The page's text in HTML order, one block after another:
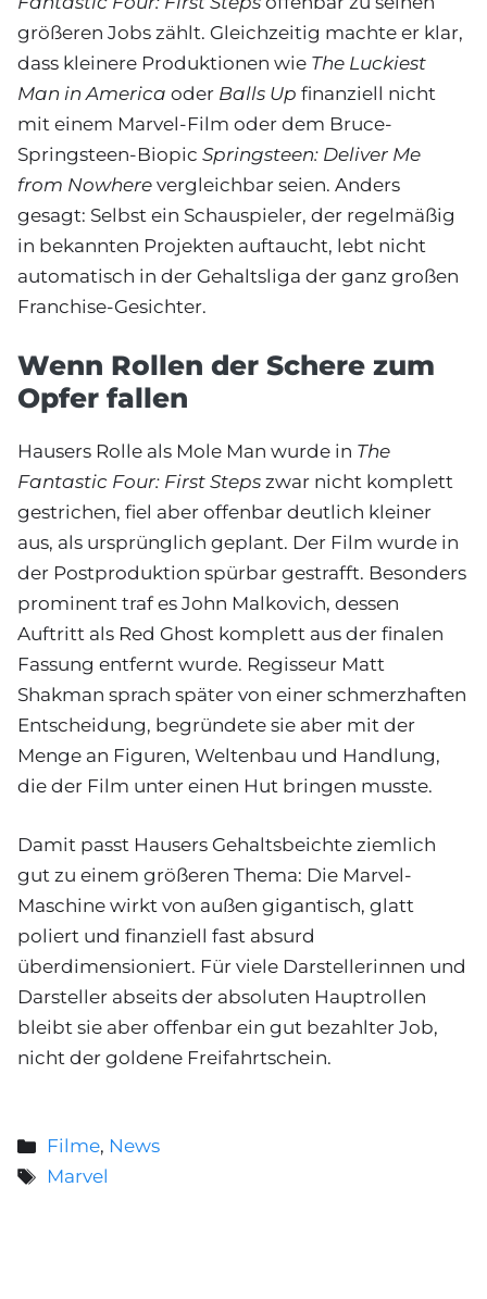
größeren Jobs zählt. Gleichzeitig machte er klar,
dass kleinere Produktionen wie The Luckiest
Man in America oder Balls Up finanziell nicht
mit einem Marvel-Film oder dem Bruce-
Springsteen-Biopic Springsteen: Deliver Me
from Nowhere vergleichbar seien. Anders
gesagt: Selbst ein Schauspieler, der regelmäßig
in bekannten Projekten auftaucht, lebt nicht
automatisch in der Gehaltsliga der ganz großen
Franchise-Gesichter.
Wenn Rollen der Schere zum
Opfer fallen
Hausers Rolle als Mole Man wurde in The
Fantastic Four: First Steps zwar nicht komplett
gestrichen, fiel aber offenbar deutlich kleiner
aus, als ursprünglich geplant. Der Film wurde in
der Postproduktion spürbar gestrafft. Besonders
prominent traf es John Malkovich, dessen
Auftritt als Red Ghost komplett aus der finalen
Fassung entfernt wurde. Regisseur Matt
Shakman sprach später von einer schmerzhaften
Entscheidung, begründete sie aber mit der
Menge an Figuren, Weltenbau und Handlung,
die der Film unter einen Hut bringen musste.
Damit passt Hausers Gehaltsbeichte ziemlich
gut zu einem größeren Thema: Die Marvel-
Maschine wirkt von außen gigantisch, glatt
poliert und finanziell fast absurd
überdimensioniert. Für viele Darstellerinnen und
Darsteller abseits der absoluten Hauptrollen
bleibt sie aber offenbar ein gut bezahlter Job,
nicht der goldene Freifahrtschein.
Kategorien
Filme, News
Schlagwörter
Marvel